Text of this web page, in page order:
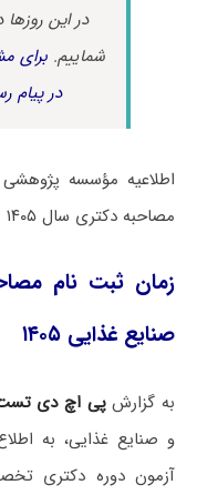
در این روزها
شماییم.برای
در پیام
اطلاعیه مؤسسه
مصاحبه دکتری سال ۱۴۰۵ منتشر شد.
زمان ثبت نام
صنایع غذایی ۱۴۰۵
به گزارش پی اچ دی
و صنایع غذایی، به
آزمون دوره دکتری